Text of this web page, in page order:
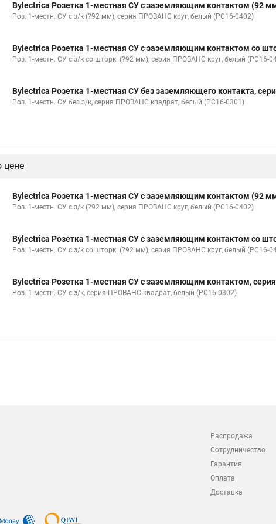
Bylectrica Розетка 1-местная СУ с заземляющим контактом (92
Роз. 1-местн. СУ с з/к (?92 мм), серия ПРОВАНС круг, белый (РС16-0402)
Bylectrica Розетка 1-местная СУ с заземляющим контактом со
Роз. 1-местн. СУ с з/к со шторк. (?92 мм), серия ПРОВАНС круг, белый (РС16-
Bylectrica Розетка 1-местная СУ без заземляющего контакта,
Роз. 1-местн. СУ без з/к, серия ПРОВАНС квадрат, белый (РС16-0301)
цене
Bylectrica Розетка 1-местная СУ с заземляющим контактом (92
Роз. 1-местн. СУ с з/к (?92 мм), серия ПРОВАНС круг, белый (РС16-0402)
Bylectrica Розетка 1-местная СУ с заземляющим контактом со
Роз. 1-местн. СУ с з/к со шторк. (?92 мм), серия ПРОВАНС круг, белый (РС16-
Bylectrica Розетка 1-местная СУ с заземляющим контактом,
Роз. 1-местн. СУ с з/к, серия ПРОВАНС квадрат, белый (РС16-0302)
Распродажа
Сотрудничество
Гарантия
Оплата
Доставка